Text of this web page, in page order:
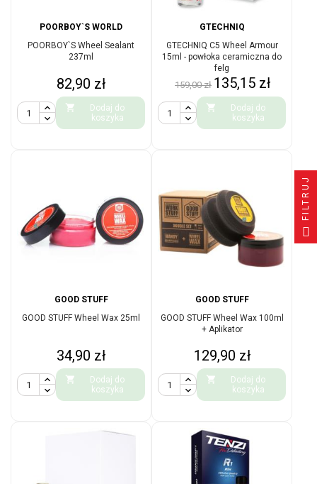
POORBOY`S WORLD
POORBOY`S Wheel Sealant
237ml
Cena
82,90 zł

Dodaj do
koszyka
GTECHNIQ
GTECHNIQ C5 Wheel Armour
15ml - powłoka ceramiczna do
felg
Cena
podstawowa
159,00 zł Cena
135,15 zł

Dodaj do
koszyka
GOOD STUFF
GOOD STUFF Wheel Wax 25ml
Cena
34,90 zł

Dodaj do
koszyka
GOOD STUFF
GOOD STUFF Wheel Wax 100ml
+ Aplikator
Cena
129,90 zł

Dodaj do
koszyka
FILTRUJ